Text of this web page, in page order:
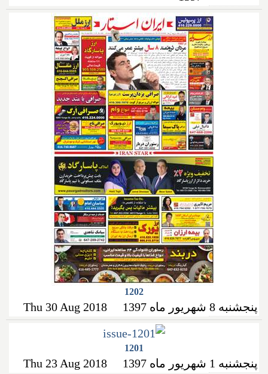
1202
پنجشنبه 8 شهریور ماه 1397 Thu 30 Aug 2018
1201
پنجشنبه 1 شهریور ماه 1397 Thu 23 Aug 2018